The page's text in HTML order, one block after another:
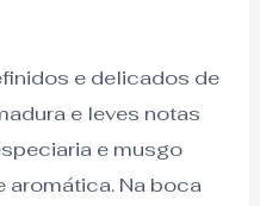
e delicados de
e leves notas
e musgo
Na boca